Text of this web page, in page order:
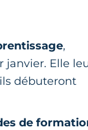
,
janvier. Elle
débuteront
de